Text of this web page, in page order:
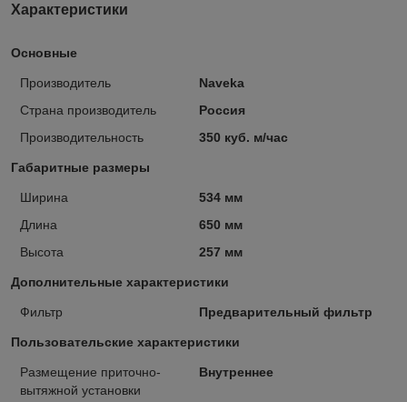
Характеристики
Основные
Производитель
Naveka
Страна производитель
Россия
Производительность
350 куб. м/час
Габаритные размеры
Ширина
534 мм
Длина
650 мм
Высота
257 мм
Дополнительные характеристики
Фильтр Предварительный фильтр
Пользовательские характеристики
Размещение приточно-
вытяжной установки
Внутреннее